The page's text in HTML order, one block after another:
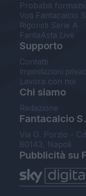
Probabili
Voti Fantacalcio
Rigoristi Serie A
FantaAsta Live
Supporto
Contatti
Impostazioni
Lavora con noi
Chi siamo
Redazione
Fantacalcio
Via G. Porzio -
80143, Napoli
Pubblicità su